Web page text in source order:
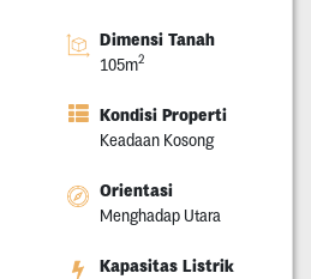
Dimensi Tanah
105m2
Kondisi Properti
Keadaan Kosong
Orientasi
Menghadap Utara
Kapasitas Listrik